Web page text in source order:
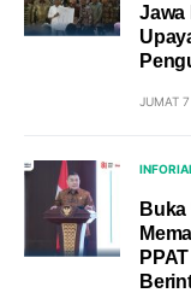
Jawa
JUMAT
Buka